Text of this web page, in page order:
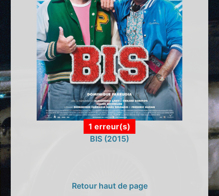
1 erreur(s)
BIS (2015)
Retour haut de page